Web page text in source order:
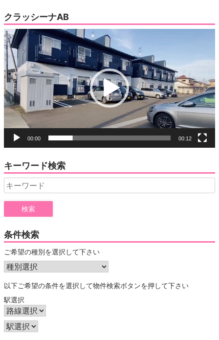
クラッシーナAB
動
画
プ
レ
ー
ヤ
ー
00:00 00:12
キーワード検索
Search
for:
条件検索
ご希望の種別を選択して下さい
以下ご希望の条件を選択して物件検索ボタンを押して下さい
駅選択